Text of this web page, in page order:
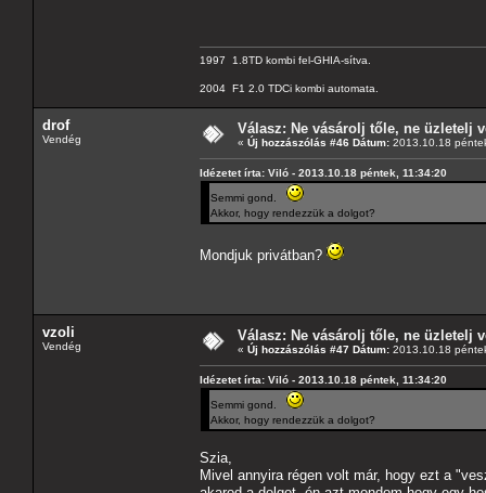
1997 1.8TD kombi fel-GHIA-sítva.
2004 F1 2.0 TDCi kombi automata.
drof
Vendég
Válasz: Ne vásárolj tőle, ne üzletelj
« Új hozzászólás #46 Dátum: 2013.10.18
Idézetet írta: Viló - 2013.10.18 péntek, 11:34:20
Semmi gond.
Akkor, hogy rendezzük a dolgot?
Mondjuk privátban?
vzoli
Vendég
Válasz: Ne vásárolj tőle, ne üzletelj
« Új hozzászólás #47 Dátum: 2013.10.18
Idézetet írta: Viló - 2013.10.18 péntek, 11:34:20
Semmi gond.
Akkor, hogy rendezzük a dolgot?
Szia,
Mivel annyira régen volt már, hogy ezt a